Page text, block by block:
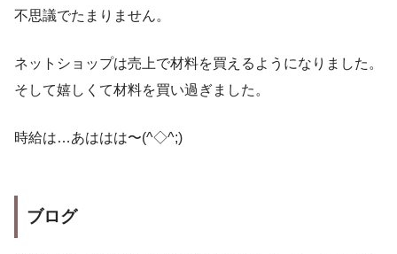
不思議でたまりません。
ネットショップは売上で材料を買えるようになりました。
そして嬉しくて材料を買い過ぎました。
時給は…あははは〜(^◇^;)
ブログ